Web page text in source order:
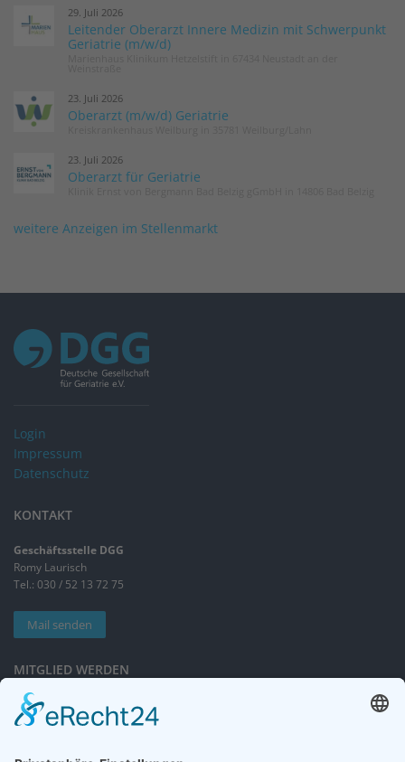
29. Juli 2026
Leitender Oberarzt Innere Medizin mit Schwerpunkt
Geriatrie (m/w/d)
23. Juli 2026
Oberarzt (m/w/d) Geriatrie
23. Juli 2026
Oberarzt für Geriatrie
weitere Anzeigen im Stellenmarkt
Login
Impressum
Datenschutz
KONTAKT
Geschäftsstelle DGG
Romy Laurisch
Tel.: 030 / 52 13 72 75
Mail senden
MITGLIED WERDEN
Sieben gute Gründe
für Ihre Mitgliedschaft